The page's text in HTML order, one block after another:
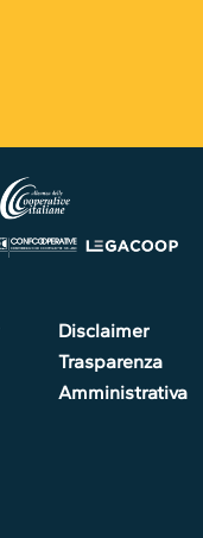
Disclaimer
Trasparenza
Amministrativa